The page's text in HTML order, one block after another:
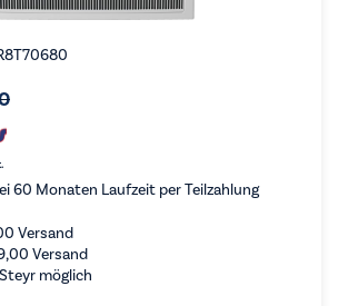
60 Monaten Laufzeit per Teilzahlung
Versand
Versand
möglich